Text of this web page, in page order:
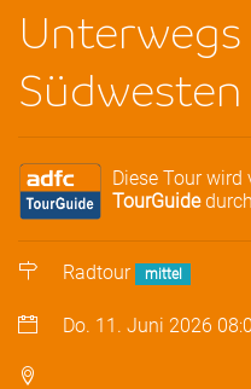
Südwesten
Diese Tour wird
TourGuide
Radtour mittel
Do. 11. Juni 2026